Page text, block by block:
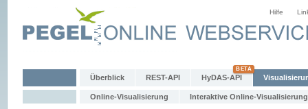
Hilfe
Überblick REST-API HyDAS-API
Online-Visualisierung Interaktive Online-Visualisierung